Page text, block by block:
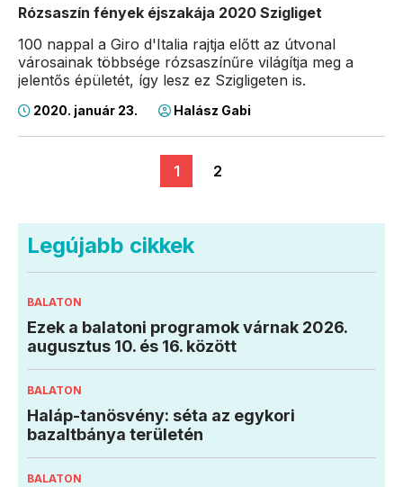
Rózsaszín fények éjszakája 2020 Szigliget
100 nappal a Giro d'Italia rajtja előtt az útvonal
városainak többsége rózsaszínűre világítja meg a
jelentős épületét, így lesz ez Szigligeten is.
2020. január 23. Halász Gabi
1 2
Legújabb cikkek
BALATON
Ezek a balatoni programok várnak 2026.
augusztus 10. és 16. között
BALATON
Haláp-tanösvény: séta az egykori
bazaltbánya területén
BALATON